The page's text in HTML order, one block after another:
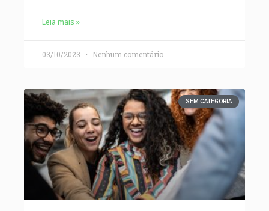
Leia mais »
03/10/2023 Nenhum comentário
SEM CATEGORIA